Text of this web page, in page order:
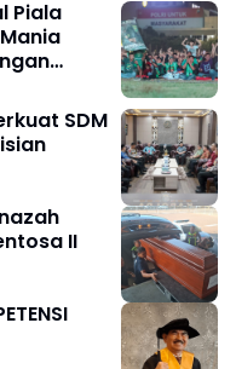
Piala
SDM
II